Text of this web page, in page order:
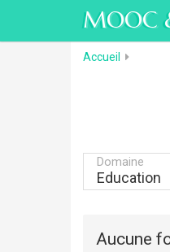
MOOC
Accueil
Domaine
Education
Aucune